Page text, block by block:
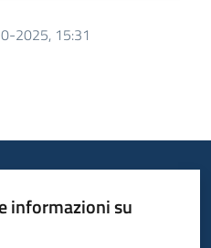
2025, 15:31
informazioni su